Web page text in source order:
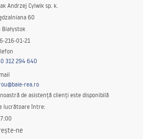
Andrzej Cylwik sp. k.
60
216-01-21
312 294 640
rea.ro
noastră de asistență clienți este disponibilă
lucrătoare între:
ne